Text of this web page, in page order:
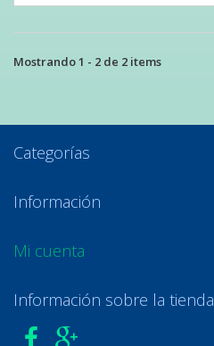
Mostrando 1 - 2 de 2 items
Categorías
Información
Mi cuenta
Información sobre la tienda